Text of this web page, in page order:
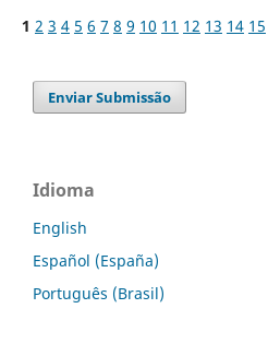
1 2 3 4 5 6 7 8 9 10 11 12 13 14 15
Enviar Submissão
Idioma
English
Español (España)
Português (Brasil)